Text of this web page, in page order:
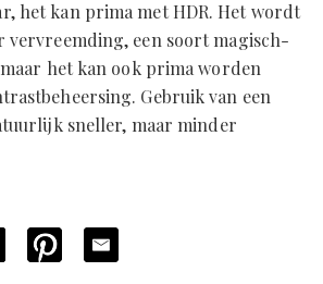
het kan prima met HDR. Het wordt
vervreemding, een soort magisch-
het kan ook prima worden
Gebruik van een
sneller, maar minder